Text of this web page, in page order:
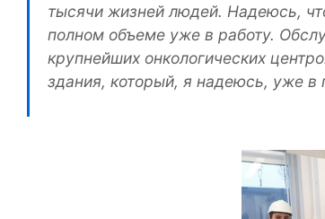
тысячи жизней людей. Надеюсь,
полном объеме уже в работу.
крупнейших онкологических
здания, который, я надеюсь, уже в